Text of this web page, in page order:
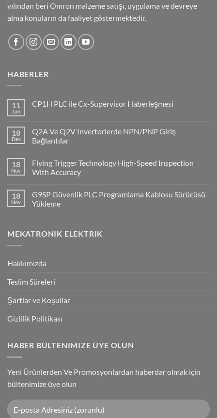
yılından beri Omron malzeme satışı, uygulama ve devreye
alma konuların da faaliyet göstermektedir.
HABERLER
11
Jan
CP1H PLC ile Cx-Supervisor Haberleşmesi
CP1H
PLC
ile
Haberleşmesi
18
Dec
Q2A Ve Q2V Invertorlerde NPN/PNP Giriş
Bağlantılar
on
Q2A
Ve
NPN/PNP
Giriş
Bağlantılar
18
Nov
Flying Trigger Technology High-Speed Inspection
With Accuracy
on
Flying
Trigger
Inspection
With
18
Nov
G9SP Güvenlik PLC Programlama Kablosu Sürücüsü
Yükleme
G9SP
Güvenlik
Sürücüsü
MEKATRONIK ELEKTRIK
Hakkımızda
Teslim Süreleri
Şartlar ve Koşullar
Gizlilik Politikası
HABER BÜLTENIMIZE ÜYE OLUN
Yeni Ürünlerden Ve Promosyonlardan haberdar olmak için
bültenimize üye olun